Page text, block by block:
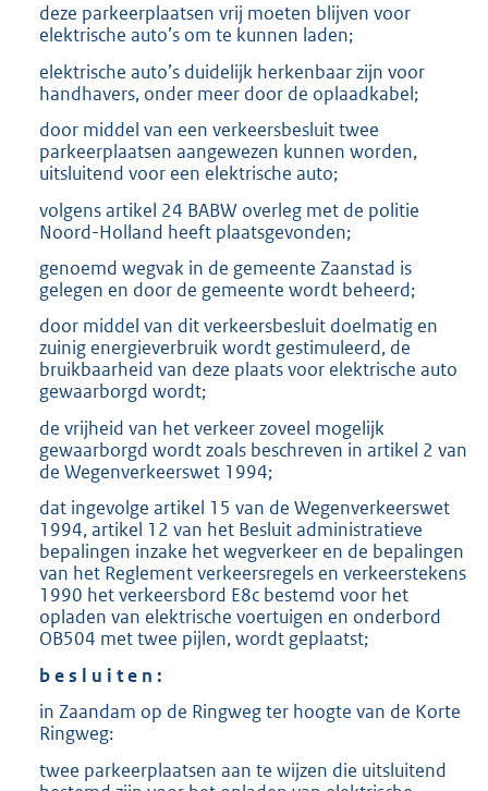
deze parkeerplaatsen vrij moeten blijven voor
elektrische auto’s om te kunnen laden;
elektrische auto’s duidelijk herkenbaar zijn voor
handhavers, onder meer door de oplaadkabel;
door middel van een verkeersbesluit twee
parkeerplaatsen aangewezen kunnen worden,
uitsluitend voor een elektrische auto;
volgens artikel 24 BABW overleg met de politie
Noord-Holland heeft plaatsgevonden;
genoemd wegvak in de gemeente Zaanstad is
gelegen en door de gemeente wordt beheerd;
door middel van dit verkeersbesluit doelmatig en
zuinig energieverbruik wordt gestimuleerd, de
bruikbaarheid van deze plaats voor elektrische auto
gewaarborgd wordt;
de vrijheid van het verkeer zoveel mogelijk
gewaarborgd wordt zoals beschreven in artikel 2 van
de Wegenverkeerswet 1994;
dat ingevolge artikel 15 van de Wegenverkeerswet
1994, artikel 12 van het Besluit administratieve
bepalingen inzake het wegverkeer en de bepalingen
van het Reglement verkeersregels en verkeerstekens
1990 het verkeersbord E8c bestemd voor het
opladen van elektrische voertuigen en onderbord
OB504 met twee pijlen, wordt geplaatst;
b e s l u i t e n :
in Zaandam op de Ringweg ter hoogte van de Korte
Ringweg:
twee parkeerplaatsen aan te wijzen die uitsluitend